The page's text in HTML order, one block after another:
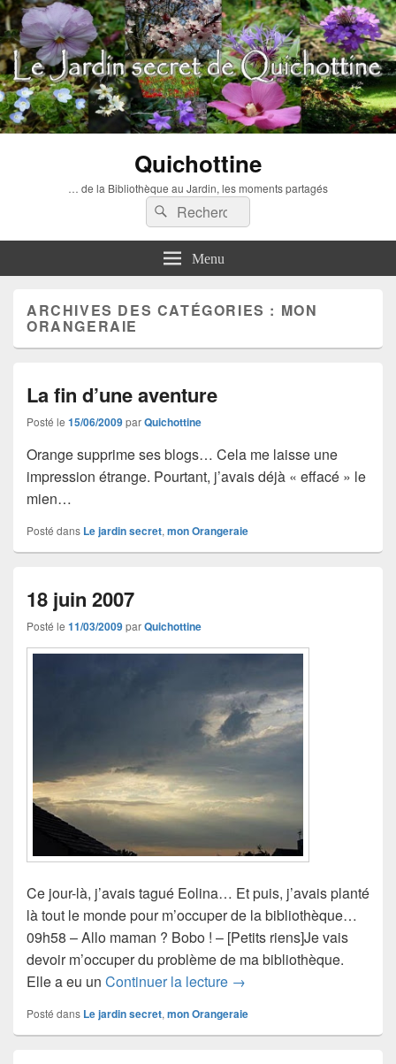
Quichottine
… de la Bibliothèque au Jardin, les moments partagés
Recherche :
Rechercher
Menu
ARCHIVES DES CATÉGORIES : MON
ORANGERAIE
La fin d’une aventure
Posté le 15/06/2009parQuichottine
Orange supprime ses blogs… Cela me laisse une
impression étrange. Pourtant, j’avais déjà « effacé » le
mien…
Posté dans Le jardin secret, mon Orangeraie
18 juin 2007
Posté le 11/03/2009parQuichottine
Ce jour-là, j’avais tagué Eolina… Et puis, j’avais planté
là tout le monde pour m’occuper de la bibliothèque…
09h58 – Allo maman ? Bobo ! – [Petits riens]Je vais
devoir m’occuper du problème de ma bibliothèque.
Elle a eu un Continuer la lecture 18 juin 2007
→
Posté dans Le jardin secret, mon Orangeraie